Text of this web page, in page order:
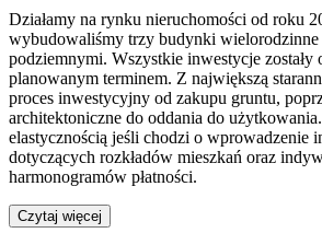
Działamy na rynku nieruchomości od roku
wybudowaliśmy trzy budynki wielorodzinne
podziemnymi. Wszystkie inwestycje zostały
planowanym terminem. Z największą
proces inwestycyjny od zakupu gruntu,
architektoniczne do oddania do
elastycznością jeśli chodzi o wprowadzenie
dotyczących rozkładów mieszkań oraz
harmonogramów płatności.
Czytaj więcej